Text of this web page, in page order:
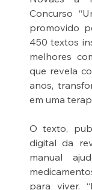
Concurso
promovido
450 textos
melhores
que revela
anos,
em uma
O texto,
digital da
manual
para viver.